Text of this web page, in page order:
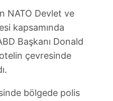
NATO Devlet ve
kapsamında
Başkanı Donald
çevresinde
bölgede polis